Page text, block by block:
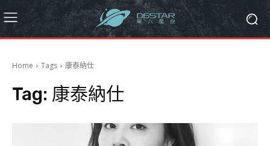
Home Tags 康泰納仕
Tag: 康泰納仕